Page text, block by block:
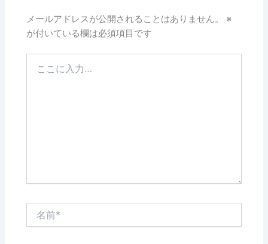
メールアドレスが公開されることはありません。
※
が付いている欄は必須項目です